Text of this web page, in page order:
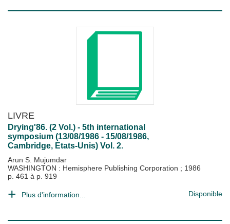
LIVRE
Drying'86. (2 Vol.) - 5th international
symposium (13/08/1986 - 15/08/1986,
Cambridge, Etats-Unis) Vol. 2.
Arun S. Mujumdar
WASHINGTON : Hemisphere Publishing Corporation ; 1986
p. 461 à p. 919
Plus d'information... Disponible